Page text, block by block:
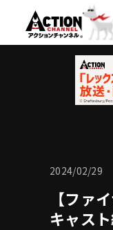
2024/02/29
【ファ
キャス